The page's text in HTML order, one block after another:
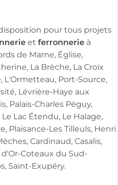
pour tous projets
et ferronnerie à
de Marne, Église,
La Brèche, La Croix
L'Ormetteau, Port-Source,
Lévrière-Haye aux
Palais-Charles Péguy,
Lac Étendu, Le Halage,
Plaisance-Les Tilleuls, Henri
Cardinaud, Casalis,
Coteaux du Sud-
Saint-Exupéry.